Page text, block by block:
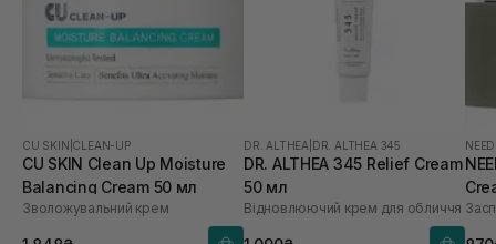
CU SKIN CLEAN-UP
CU SKIN Clean Up Moisture
Balancing Cream 50 мл
Зволожувальний крем
DR. ALTHEA DR. ALTHEA 345
DR. ALTHEA 345 Relief Cream
50 мл
Відновлюючий крем для обличчя